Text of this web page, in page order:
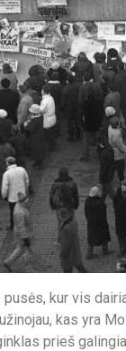
kur vis
kas yra
prieš